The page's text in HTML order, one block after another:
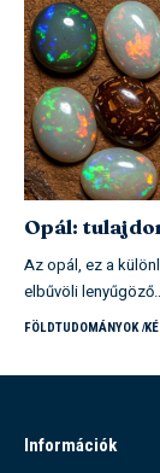
Opál:
Az opál, ez a
elbűvöli
FÖLDTUDOMÁNYOK
Információk